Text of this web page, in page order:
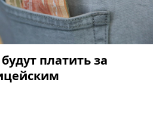
платить за